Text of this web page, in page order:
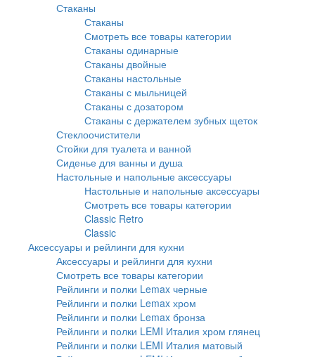
Стаканы
Стаканы
Смотреть все товары категории
Стаканы одинарные
Стаканы двойные
Стаканы настольные
Стаканы с мыльницей
Стаканы с дозатором
Стаканы с держателем зубных щеток
Стеклоочистители
Стойки для туалета и ванной
Сиденье для ванны и душа
Настольные и напольные аксессуары
Настольные и напольные аксессуары
Смотреть все товары категории
Classic Retro
Classic
Аксессуары и рейлинги для кухни
Аксессуары и рейлинги для кухни
Смотреть все товары категории
Рейлинги и полки Lemax черные
Рейлинги и полки Lemax хром
Рейлинги и полки Lemax бронза
Рейлинги и полки LEMI Италия хром глянец
Рейлинги и полки LEMI Италия матовый